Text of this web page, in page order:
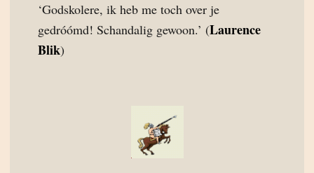
‘Godskolere, ik heb me toch over je
gedróómd! Schandalig gewoon.’ (Laurence
Blik)